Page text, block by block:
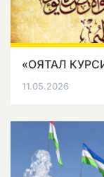
«ОЯТАЛ
11.05.2026